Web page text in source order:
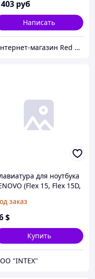
руб
Написать
Интернет-магазин Red Storm
для ноутбука
(Flex 15, Flex 15D,
black frame,
клавиш
заказ
$
Купить
"INTEX"